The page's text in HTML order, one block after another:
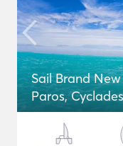
Sail Brand
Paros, Cyclades